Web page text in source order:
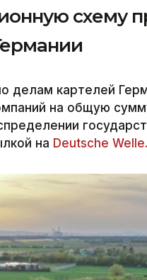
схему
делам картелей
на общую
на Deutsche Welle.